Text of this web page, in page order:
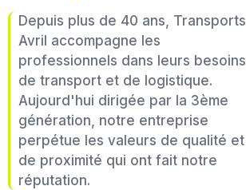
Depuis plus de 40 ans, Transports
Avril accompagne les
professionnels dans leurs besoins
de transport et de logistique.
Aujourd'hui dirigée par la 3ème
génération, notre entreprise
perpétue les valeurs de qualité et
de proximité qui ont fait notre
réputation.